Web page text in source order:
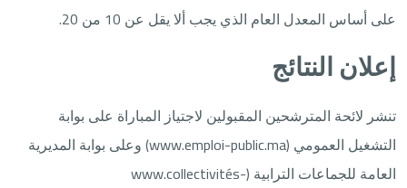
على أساس المعدل العام الذي يجب ألا يقل عن 10 من 20.
إعلان النتائج
تنشر لائحة المترشحين المقبولين لاجتياز المباراة على بوابة
التشغيل العمومي (www.emploi-public.ma) وعلى بوابة المديرية
العامة للجماعات الترابية (www.collectivités-